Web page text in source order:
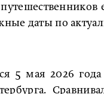
даты по
5 мая 2026